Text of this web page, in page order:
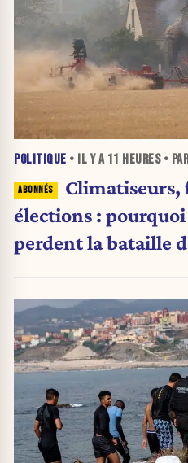
POLITIQUE • IL Y A 11 HEURES•
Climatiseurs,
élections :
perdent la bataille